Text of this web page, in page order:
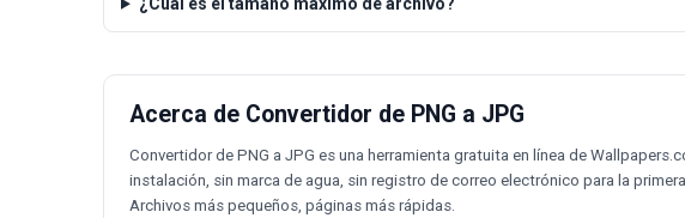
Acerca de Convertidor de PNG a JPG
Convertidor de PNG a JPG es una herramienta gratuita en línea de
instalación, sin marca de agua, sin registro de correo electrónico para la
Archivos más pequeños, páginas más rápidas.